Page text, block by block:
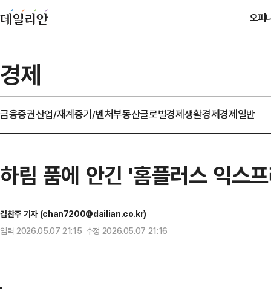
오피
경제
금융증권산업/재계중기/벤처부동산글로벌경제생활경제경제일반
하림 품에 안긴 '홈플러스 익스
김찬주 기자 (chan7200@dailian.co.kr)
입력 2026.05.07 21:15 수정 2026.05.07 21:16